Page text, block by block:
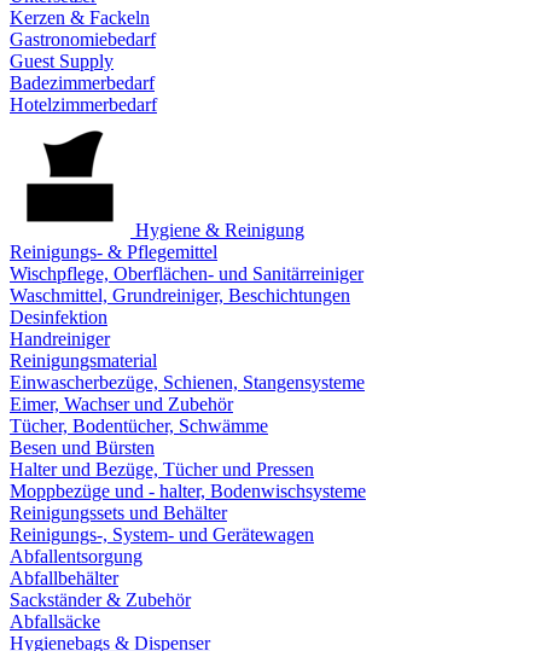
Kerzen & Fackeln
Gastronomiebedarf
Guest Supply
Badezimmerbedarf
Hotelzimmerbedarf
Hygiene & Reinigung
Reinigungs- & Pflegemittel
Wischpflege, Oberflächen- und Sanitärreiniger
Waschmittel, Grundreiniger, Beschichtungen
Desinfektion
Handreiniger
Reinigungsmaterial
Einwascherbezüge, Schienen, Stangensysteme
Eimer, Wachser und Zubehör
Tücher, Bodentücher, Schwämme
Besen und Bürsten
Halter und Bezüge, Tücher und Pressen
Moppbezüge und - halter, Bodenwischsysteme
Reinigungssets und Behälter
Reinigungs-, System- und Gerätewagen
Abfallentsorgung
Abfallbehälter
Sackständer & Zubehör
Abfallsäcke
Hygienebags & Dispenser